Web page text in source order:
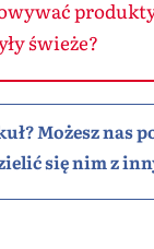
świeże?
Możesz nas
się nim z